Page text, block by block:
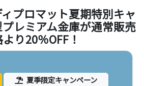
ィプロマット夏期特別キャ
レミアム金庫が通常販売
り20％OFF！
夏季限定キャンペーン